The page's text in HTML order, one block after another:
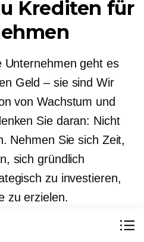
Krediten für
Unternehmen geht es
Geld – sie sind Wir
von Wachstum und
Sie daran: Nicht
Nehmen Sie sich Zeit,
sich gründlich
zu investieren,
zu erzielen.